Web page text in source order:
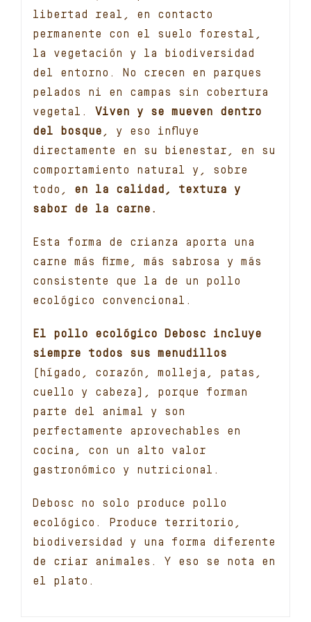
libertad real, en contacto
permanente con el suelo forestal,
la vegetación y la biodiversidad
del entorno. No crecen en parques
pelados ni en campas sin cobertura
vegetal. Viven y se mueven dentro
del bosque , y eso influye
directamente en su bienestar, en su
comportamiento natural y, sobre
todo, en la calidad, textura y
sabor de la carne.
Esta forma de crianza aporta una
carne más firme, más sabrosa y más
consistente que la de un pollo
ecológico convencional.
El pollo ecológico Debosc incluye
siempre todos sus menudillos
(hígado, corazón, molleja, patas,
cuello y cabeza), porque forman
parte del animal y son
perfectamente aprovechables en
cocina, con un alto valor
gastronómico y nutricional.
Debosc no solo produce pollo
ecológico. Produce territorio,
biodiversidad y una forma diferente
de criar animales. Y eso se nota en
el plato.